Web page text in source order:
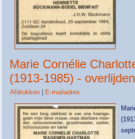
Marie Cornélie
(1913-1985) -
Afdrukken E-mailadres